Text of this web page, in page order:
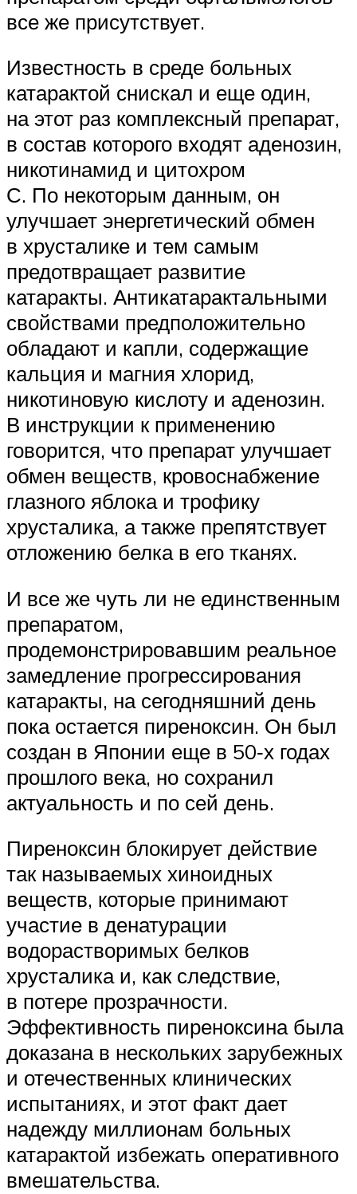
все же ­присутствует.
Известность в среде больных
катарактой снискал и еще один,
на этот раз комплексный препарат,
в состав которого входят аденозин,
никотинамид и цитохром
С. По некоторым данным, он
улучшает энергетический обмен
в хрусталике и тем самым
предотвращает развитие
катаракты. Антикатарактальными
свойствами предположительно
обладают и капли, содержащие
кальция и магния хлорид,
никотиновую кислоту и аденозин.
В инструкции к применению
говорится, что препарат улучшает
обмен веществ, кровоснабжение
глазного яблока и трофику
хрусталика, а также препятствует
отложению белка в его ­тканях.
И все же чуть ли не единственным
препаратом,
продемонстрировавшим реальное
замедление прогрессирования
катаракты, на сегодняшний день
пока остается пиреноксин. Он был
создан в Японии еще в 50‑х годах
прошлого века, но сохранил
актуальность и по сей ­день.
Пиреноксин блокирует действие
так называемых хиноидных
веществ, которые принимают
участие в денатурации
водорастворимых белков
хрусталика и, как следствие,
в потере прозрачности.
Эффективность пиреноксина была
доказана в нескольких зарубежных
и отечественных клинических
испытаниях, и этот факт дает
надежду миллионам больных
катарактой избежать оперативного
­вмешательства.